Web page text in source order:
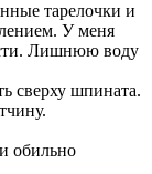
тарелочки и
У меня
Лишнюю воду
сверху шпината.
обильно